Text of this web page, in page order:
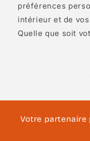
préférences
intérieur et de
Quelle que soit
Votre